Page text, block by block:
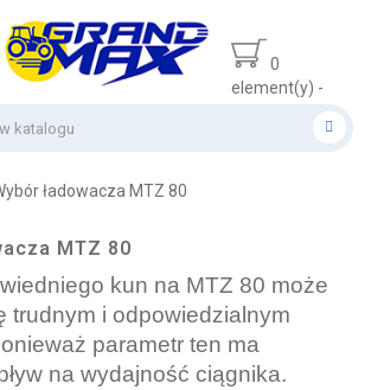
0
element(y) -
ładowacza MTZ 80
MTZ 80
kun na MTZ 80 może
trudnym i odpowiedzialnym
parametr ten ma
na wydajność ciągnika.